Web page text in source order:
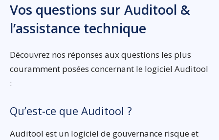
Vos questions sur Auditool &
l’assistance technique
Découvrez nos réponses aux questions les plus
couramment posées concernant le logiciel Auditool
:
Qu’est-ce que Auditool ?
Auditool est un logiciel de gouvernance risque et